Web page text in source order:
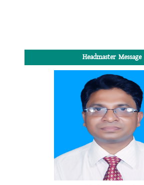
Headmaster Message